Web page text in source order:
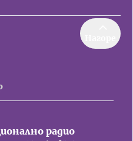
радио